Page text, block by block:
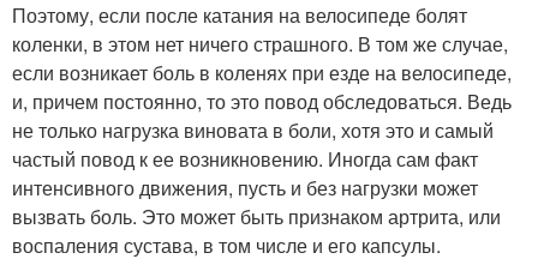
Поэтому, если после катания на велосипеде болят
коленки, в этом нет ничего страшного. В том же случае,
если возникает боль в коленях при езде на велосипеде,
и, причем постоянно, то это повод обследоваться. Ведь
не только нагрузка виновата в боли, хотя это и самый
частый повод к ее возникновению. Иногда сам факт
интенсивного движения, пусть и без нагрузки может
вызвать боль. Это может быть признаком артрита, или
воспаления сустава, в том числе и его капсулы.